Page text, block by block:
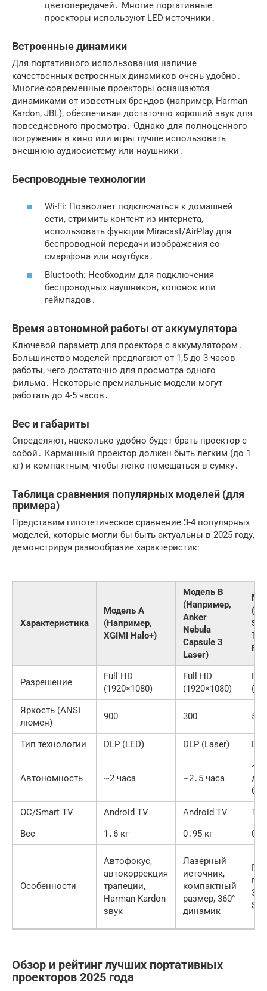
цветопередачей․ Многие портативные
проекторы используют LED-источники․
Встроенные динамики
Для портативного использования наличие
качественных встроенных динамиков очень удобно․
Многие современные проекторы оснащаются
динамиками от известных брендов (например, Harman
Kardon, JBL), обеспечивая достаточно хороший звук для
повседневного просмотра․ Однако для полноценного
погружения в кино или игры лучше использовать
внешнюю аудиосистему или наушники․
Беспроводные технологии
Wi-Fi: Позволяет подключаться к домашней
сети, стримить контент из интернета,
использовать функции Miracast/AirPlay для
беспроводной передачи изображения со
смартфона или ноутбука․
Bluetooth: Необходим для подключения
беспроводных наушников, колонок или
геймпадов․
Время автономной работы от аккумулятора
Ключевой параметр для проектора с аккумулятором․
Большинство моделей предлагают от 1,5 до 3 часов
работы, чего достаточно для просмотра одного
фильма․ Некоторые премиальные модели могут
работать до 4-5 часов․
Вес и габариты
Определяют, насколько удобно будет брать проектор с
собой․ Карманный проектор должен быть легким (до 1
кг) и компактным, чтобы легко помещаться в сумку․
Таблица сравнения популярных моделей (для
примера)
Представим гипотетическое сравнение 3-4 популярных
моделей, которые могли бы быть актуальны в 2025 году,
демонстрируя разнообразие характеристик:
Характеристика
Модель A
(Например,
XGIMI Halo+)
Модель B
(Например,
Anker
Nebula
Capsule 3
Laser)
The
Разрешение
Full HD
(1920×1080)
Full HD
(1920×1080)
Яркость (ANSI
люмен)
900 300 550
Тип технологии DLP (LED) DLP (Laser)
Автономность ~2 часа ~2․5 часа
~3
ОС/Smart TV
Android TV Android TV
Вес
1․6 кг 0․95 кг
Особенности
Автофокус,
автокоррекция
трапеции,
Harman Kardon
звук
Лазерный
источник,
компактный
размер, 360°
динамик
Обзор и рейтинг лучших портативных
проекторов 2025 года